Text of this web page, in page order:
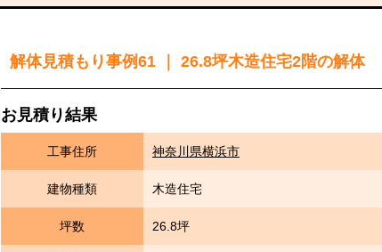
解体見積もり事例61 ｜ 26.8坪木造住宅2階の解体
お見積り結果
工事住所 神奈川県横浜市
建物種類 木造住宅
坪数 26.8坪